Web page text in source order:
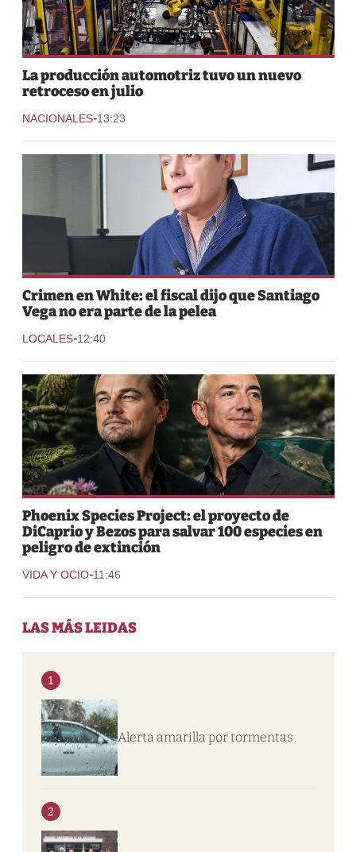
La producción automotriz tuvo un nuevo
retroceso en julio
NACIONALES-13:23
Crimen en White: el fiscal dijo que Santiago
Vega no era parte de la pelea
LOCALES-12:40
Phoenix Species Project: el proyecto de
DiCaprio y Bezos para salvar 100 especies en
peligro de extinción
VIDA Y OCIO-11:46
LAS MÁS LEIDAS
1
Alerta amarilla por tormentas
2